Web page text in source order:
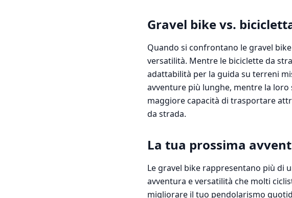
Gravel bike vs.
Quando si confrontano le gravel
versatilità. Mentre le biciclette da
adattabilità per la guida su terreni
avventure più lunghe, mentre la
maggiore capacità di trasportare
da strada.
La tua prossima
Le gravel bike rappresentano più di
avventura e versatilità che molti
migliorare il tuo pendolarismo